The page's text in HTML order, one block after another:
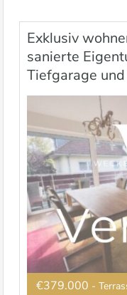
Exklusiv
sanierte
Tiefgarage
€379.000 -